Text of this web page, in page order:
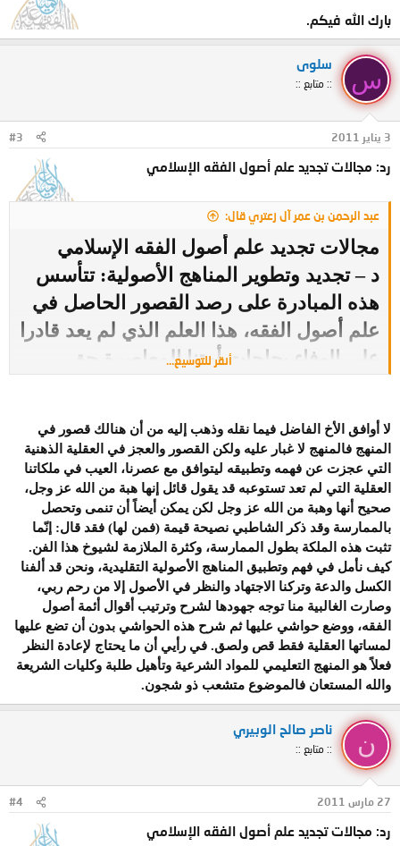
بارك الله فيكم.
س
سلوى
:: متابع ::
3 يناير 2011 #3
رد: مجالات تجديد علم أصول الفقه الإسلامي
عبد الرحمن بن عمر آل زعتري قال:
مجالات تجديد علم أصول الفقه الإسلامي
د – تجديد وتطوير المناهج الأصولية: تتأسس
هذه المبادرة على رصد القصور الحاصل في
علم أصول الفقه، هذا العلم الذي لم يعد قادرا
على الوفاء بحاجات أمتنا المعاصرة حق
التي نشأ فيها وبطبيعة القضايا الفقهية التي
كان يتوجه إليها البحث الفقهي19. ولا حل
لهذه الوضعية – في نظر أصحاب هذه
المبادرة- إلا بإعادة النظر في بعض المناهج
الأصولية التقليدية، في أفق توسيعها وتطويرها
حتى تكون قادرة على استيعاب كل جوانب
الحياة الحديثة.
.
أنقر للتوسيع...
لا أوافق الأخ الفاضل فيما نقله وذهب إليه من أن هنالك قصور في
المنهج فالمنهج لا غبار عليه ولكن القصور والعجز في العقلية الذهنية
التي عجزت عن فهمه وتطبيقه ليتوافق مع عصرنا، العيب في ملكاتنا
العقلية التي لم تعد تستوعبه قد يقول قائل إنها هبة من الله عز وجل،
صحيح أنها وهبة من الله عز وجل لكن يمكن أيضاً أن تنمى وتحصل
بالممارسة وقد ذكر الشاطبي نصيحة قيمة (فمن لها) فقد قال: إنّما
تثبت هذه الملكة بطول الممارسة، وكثرة الملازمة لشيوخ هذا الفن.
كيف نأمل في فهم وتطبيق المناهج الأصولية التقليدية، ونحن قد ألفنا
الكسل والدعة وتركنا الاجتهاد والنظر في الأصول إلا من رحم ربي،
وصارت الغالبية منا توجه جهودها لشرح وترتيب أقوال أئمة أصول
الفقه، ووضع حواشي عليها ثم شرح هذه الحواشي بدون أن تضع عليها
لمساتها العقلية فقط قص ولصق. في رأيي أن ما يحتاج لإعادة النظر
فعلاً هو المنهج التعليمي للمواد الشرعية وتأهيل طلبة وكليات الشريعة
والله المستعان فالموضوع متشعب ذو شجون.
ن
ناصر صالح الوبيري
:: متابع ::
27 مارس 2011 #4
رد: مجالات تجديد علم أصول الفقه الإسلامي